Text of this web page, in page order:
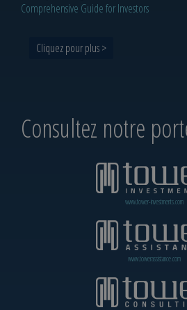
Comprehensive Guide for Investors
Cliquez pour plus >
Consultez notre
www.tower-investments.com
www.towerassistance.com